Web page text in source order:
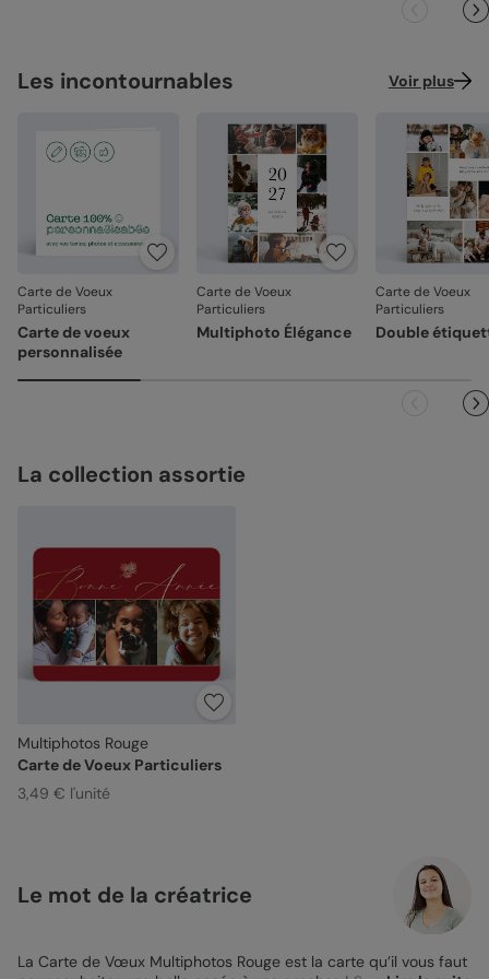
Les incontournables Voir plus
Carte de Voeux
Particuliers
Carte de voeux
personnalisée
Carte de Voeux
Particuliers
Multiphoto Élégance
Carte de Voeux
Particuliers
Double
La collection assortie
Multiphotos Rouge
Carte de Voeux Particuliers
3,49 € l'unité
Le mot de la créatrice
La Carte de Vœux Multiphotos Rouge est la carte qu’il vous faut